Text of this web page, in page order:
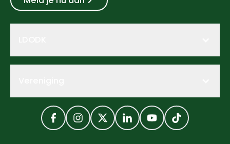
FacebookInstagram
TwitterLinkedInYouTubeTikTok